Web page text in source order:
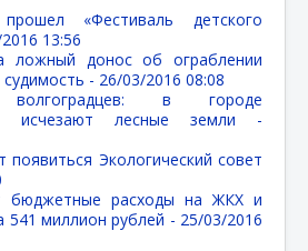
«Фестиваль детского
13:56
ложный донос об ограблении
- 26/03/2016 08:08
в городе
исчезают лесные земли -
Экологический совет
бюджетные расходы на ЖКХ и
541 миллион рублей - 25/03/2016